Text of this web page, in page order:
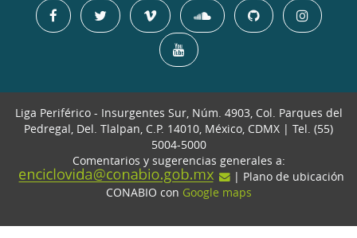
Liga Periférico - Insurgentes Sur, Núm. 4903, Col. Parques del
Pedregal, Del. Tlalpan, C.P. 14010, México, CDMX | Tel. (55)
5004-5000
Comentarios y sugerencias generales a:
| Plano de ubicación
CONABIO con Google maps